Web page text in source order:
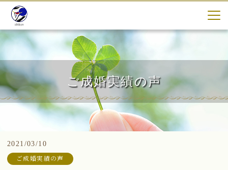
ご成婚実績の声
2021/03/10
ご成婚実績の声